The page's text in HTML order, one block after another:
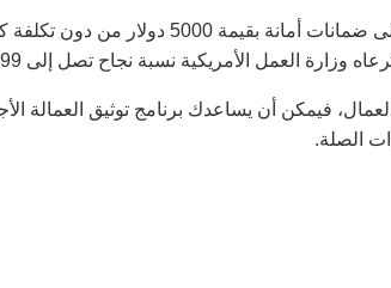
. يمكنك الحصول على ضمانات أمانة
الأمريكية نسبة نجاح تصل إلى 99% في شتى أنحاء البلاد.